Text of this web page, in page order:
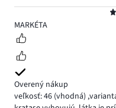
5
MARKÉTA
Overený nákup
veľkosť: 46 (vhodná) ,